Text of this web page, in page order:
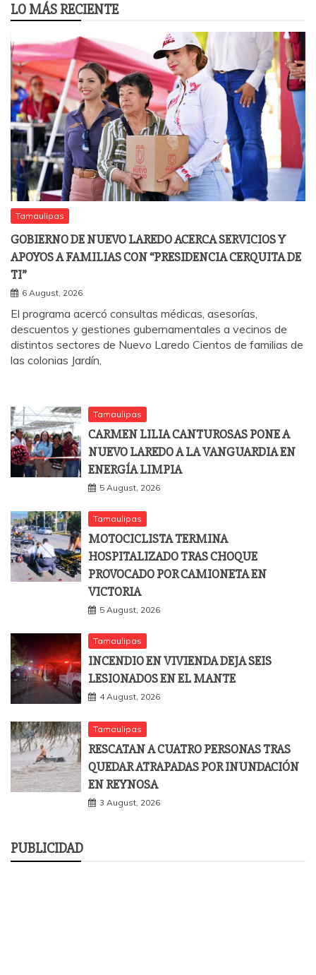
LO MÁS RECIENTE
Tamaulipas
GOBIERNO DE NUEVO LAREDO ACERCA SERVICIOS Y
APOYOS A FAMILIAS CON “PRESIDENCIA CERQUITA DE
TI”
6 August, 2026
El programa acercó consultas médicas, asesorías,
descuentos y gestiones gubernamentales a vecinos de
distintos sectores de Nuevo Laredo Cientos de familias de
las colonias Jardín,
Tamaulipas
CARMEN LILIA CANTUROSAS PONE A
NUEVO LAREDO A LA VANGUARDIA EN
ENERGÍA LIMPIA
5 August, 2026
Tamaulipas
MOTOCICLISTA TERMINA
HOSPITALIZADO TRAS CHOQUE
PROVOCADO POR CAMIONETA EN
VICTORIA
5 August, 2026
Tamaulipas
INCENDIO EN VIVIENDA DEJA SEIS
LESIONADOS EN EL MANTE
4 August, 2026
Tamaulipas
RESCATAN A CUATRO PERSONAS TRAS
QUEDAR ATRAPADAS POR INUNDACIÓN
EN REYNOSA
3 August, 2026
PUBLICIDAD